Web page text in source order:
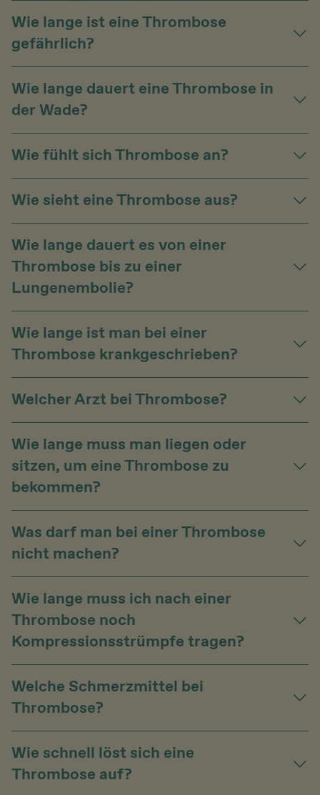
Wie lange ist eine Thrombose
gefährlich?
Wie lange dauert eine Thrombose in
der Wade?
Wie fühlt sich Thrombose an?
Wie sieht eine Thrombose aus?
Wie lange dauert es von einer
Thrombose bis zu einer
Lungenembolie?
Wie lange ist man bei einer
Thrombose krankgeschrieben?
Welcher Arzt bei Thrombose?
Wie lange muss man liegen oder
sitzen, um eine Thrombose zu
bekommen?
Was darf man bei einer Thrombose
nicht machen?
Wie lange muss ich nach einer
Thrombose noch
Kompressionsstrümpfe tragen?
Welche Schmerzmittel bei
Thrombose?
Wie schnell löst sich eine
Thrombose auf?